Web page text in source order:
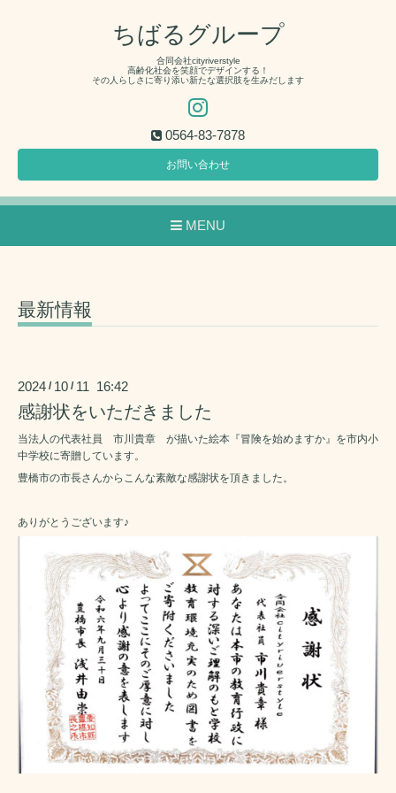
ちばるグループ
合同会社cityriverstyle
高齢化社会を笑顔でデザインする！
その人らしさに寄り添い新たな選択肢を生みだします
0564-83-7878
お問い合わせ
MENU
最新情報
2024 / 10 / 11 16:42
感謝状をいただきました
当法人の代表社員 市川貴章 が描いた絵本『冒険を始めますか』を市内小
中学校に寄贈しています。
豊橋市の市長さんからこんな素敵な感謝状を頂きました。
ありがとうございます♪